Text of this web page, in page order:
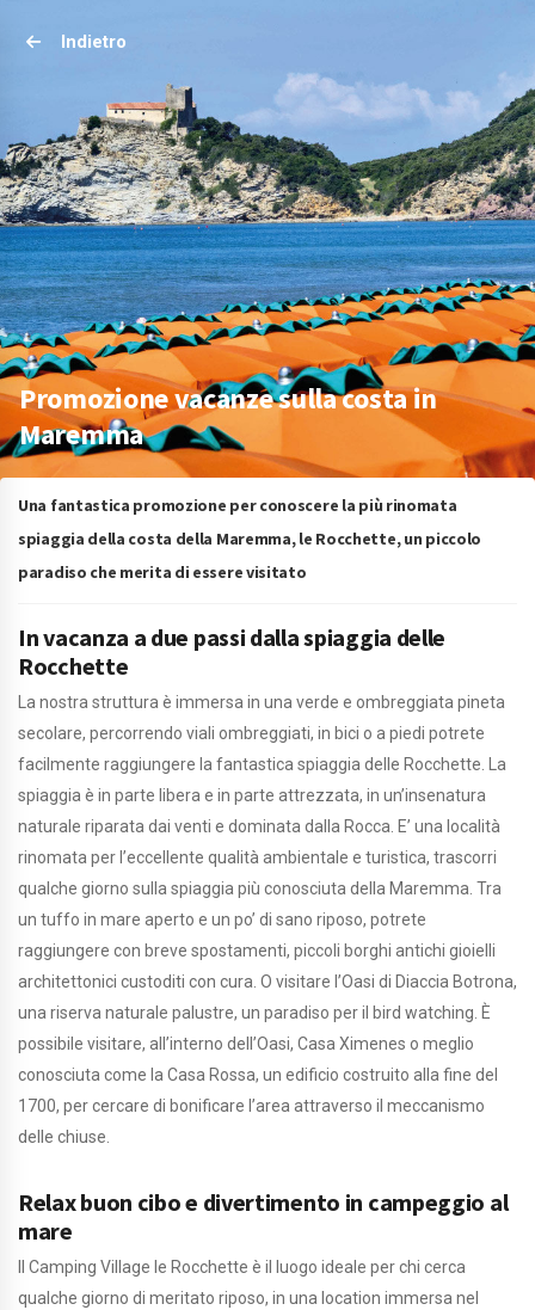
Indietro
Promozione vacanze sulla costa in
Maremma
Una fantastica promozione per conoscere la più rinomata
spiaggia della costa della Maremma, le Rocchette, un piccolo
paradiso che merita di essere visitato
In vacanza a due passi dalla spiaggia delle
Rocchette
La nostra struttura è immersa in una verde e ombreggiata pineta
secolare, percorrendo viali ombreggiati, in bici o a piedi potrete
facilmente raggiungere la fantastica spiaggia delle Rocchette. La
spiaggia è in parte libera e in parte attrezzata, in un’insenatura
naturale riparata dai venti e dominata dalla Rocca. E’ una località
rinomata per l’eccellente qualità ambientale e turistica, trascorri
qualche giorno sulla spiaggia più conosciuta della Maremma. Tra
un tuffo in mare aperto e un po’ di sano riposo, potrete
raggiungere con breve spostamenti, piccoli borghi antichi gioielli
architettonici custoditi con cura. O visitare l’Oasi di Diaccia Botrona,
una riserva naturale palustre, un paradiso per il bird watching. È
possibile visitare, all’interno dell’Oasi, Casa Ximenes o meglio
conosciuta come la Casa Rossa, un edificio costruito alla fine del
1700, per cercare di bonificare l’area attraverso il meccanismo
delle chiuse.
Relax buon cibo e divertimento in campeggio al
mare
Il Camping Village le Rocchette è il luogo ideale per chi cerca
qualche giorno di meritato riposo, in una location immersa nel